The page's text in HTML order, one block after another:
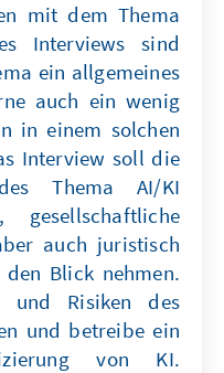
mit dem Thema
Interviews sind
ein allgemeines
auch ein wenig
in einem solchen
Interview soll die
Thema AI/KI
gesellschaftliche
auch juristisch
Blick nehmen.
und Risiken des
und betreibe ein
von KI.